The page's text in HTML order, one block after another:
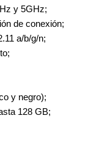
y 5GHz;
de conexión;
a/b/g/n;
y negro);
128 GB;